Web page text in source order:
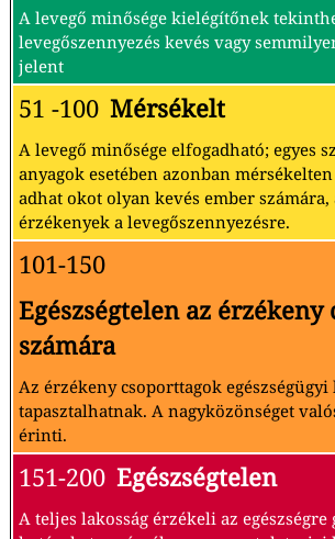
A levegő minősége kielégítőnek
levegőszennyezés kevés vagy
jelent
51 -100 Mérsékelt
A levegő minősége elfogadható; egyes
anyagok esetében azonban
adhat okot olyan kevés ember
érzékenyek a levegőszennyezésre.
101-150
Egészségtelen az
számára
Az érzékeny csoporttagok egészségügyi
tapasztalhatnak. A nagyközönséget
érinti.
151-200 Egészségtelen
A teljes lakosság érzékeli az